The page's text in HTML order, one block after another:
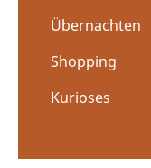
Übernachten
Shopping
Kurioses